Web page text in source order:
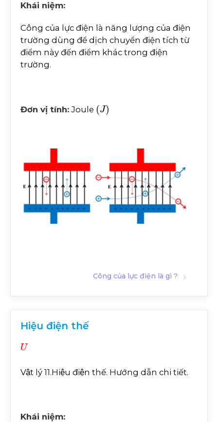
Khái niệm:
Công của lực điện là năng lượng của điện
trường dùng để dịch chuyển điện tích từ
điểm này đến điểm khác trong điện
trường.
Đơn vị tính: Joule (J)
Công của lực điện là gì ?
Hiệu điện thế
U
Vật lý 11.Hiệu điện thế. Hướng dẫn chi tiết.
Khái niệm: